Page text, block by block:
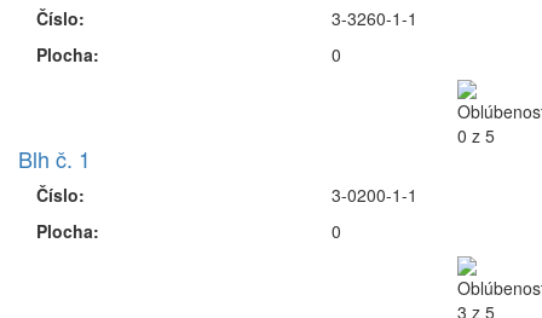
Číslo:
Plocha:
3-3260-1-1
0
Blh č. 1
Číslo:
Plocha:
3-0200-1-1
0